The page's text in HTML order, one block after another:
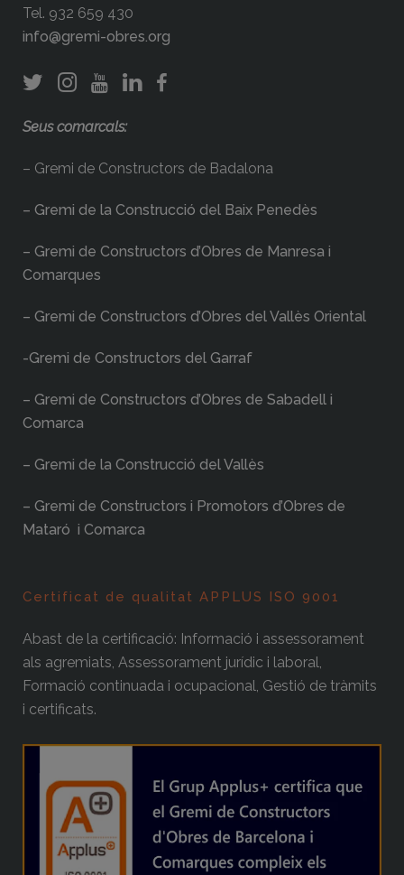
Tel. 932 659 430
info@gremi-obres.org
Seus comarcals:
– Gremi de Constructors de Badalona
– Gremi de la Construcció del Baix Penedès
– Gremi de Constructors d’Obres de Manresa i
Comarques
– Gremi de Constructors d’Obres del Vallès Oriental
-Gremi de Constructors del Garraf
– Gremi de Constructors d’Obres de Sabadell i
Comarca
– Gremi de la Construcció del Vallès
– Gremi de Constructors i Promotors d’Obres de
Mataró i Comarca
Certificat de qualitat APPLUS ISO 9001
Abast de la certificació: Informació i assessorament
als agremiats, Assessorament jurídic i laboral,
Formació continuada i ocupacional, Gestió de tràmits
i certificats.